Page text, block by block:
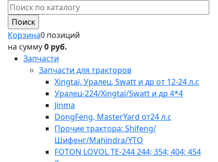
Корзина0 позиций
на сумму0 руб.
Запчасти
Запчасти для тракторов
Xingtai, Уралец, Swatt и др от 12-24 л.с
Уралец-224/Xingtai/Swatt и др 4*4
Jinma
DongFeng, MasterYard от24 л.с
Прочие трактора: Shifeng/
Шифенг/Mahindra/YTO
FOTON LOVOL TE-244 244; 354; 404; 454